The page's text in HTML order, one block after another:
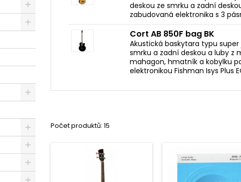
deskou ze smrku a zadní
zabudovaná elektronika s 3
Cort AB 850F bag BK
Akustická baskytara typu
smrku a zadní deskou a luby z
mahagon, hmatník a kobylku
elektronikou Fishman Isys Plus
Počet produktů: 15